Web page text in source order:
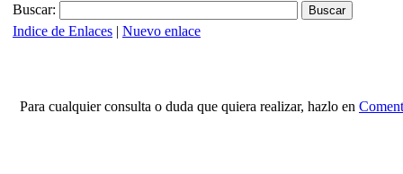
Buscar:
Indice de Enlaces | Nuevo enlace
Para cualquier consulta o duda que quiera realizar, hazlo en